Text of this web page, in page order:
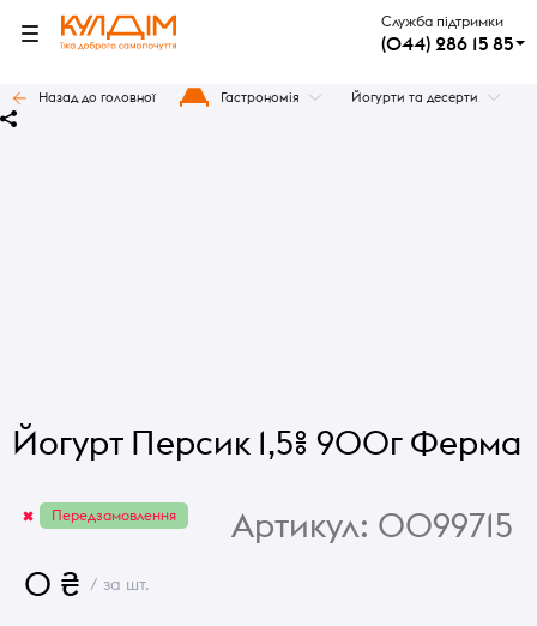
Служба підтримки
(044) 286 15 85
Назад до головної Гастрономія Йогурти та десерти
Йогурт Персик 1,5% 900г Ферма
Передзамовлення Артикул: 0099715
0 ₴ / за шт.